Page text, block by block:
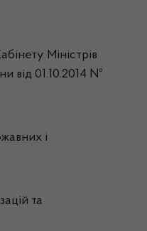
Міністрів
від 01.10.2014 №
і
та